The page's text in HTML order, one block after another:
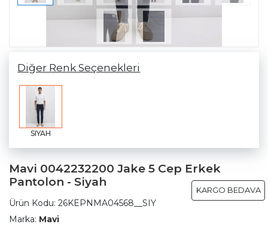
Diğer Renk Seçenekleri
SIYAH
Mavi 0042232200 Jake 5 Cep Erkek
Pantolon - Siyah
KARGO BEDAVA
Ürün Kodu: 26KEPNMA04568__SIY
Marka: Mavi